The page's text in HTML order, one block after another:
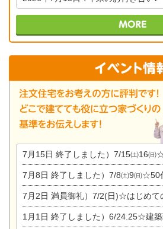
7月15日 終了しました）7/15㈯16㈰☆子育
7月8日 終了しました）7/8㈯9㈰☆50代
7月2日 満員御礼）7/2(日)☆はじめての
1月1日 終了しました）6/24.25☆建築現場見